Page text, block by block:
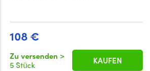
108 €
Zu versenden >
5 Stück
KAUFEN